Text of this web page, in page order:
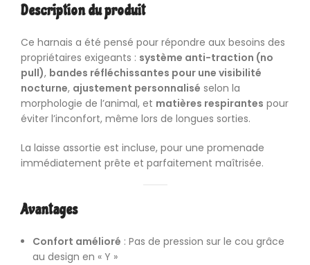
Description du produit
Ce harnais a été pensé pour répondre aux besoins des
propriétaires exigeants : système anti-traction (no
pull), bandes réfléchissantes pour une visibilité
nocturne, ajustement personnalisé selon la
morphologie de l’animal, et matières respirantes pour
éviter l’inconfort, même lors de longues sorties.
La laisse assortie est incluse, pour une promenade
immédiatement prête et parfaitement maîtrisée.
Avantages
Confort amélioré : Pas de pression sur le cou grâce
au design en « Y »